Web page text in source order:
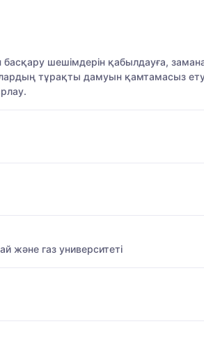
шешімдерін қабылдауға,
тұрақты дамуын қамтамасыз етуге
және газ университеті